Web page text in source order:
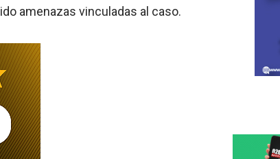
amenazas vinculadas al caso.